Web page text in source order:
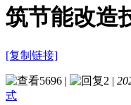
筑节能改造
[复制链接]
5696 | 2 |
式